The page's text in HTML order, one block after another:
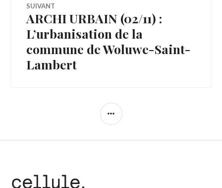
SUIVANT
Article
Suivant:
ARCHI URBAIN (02/11) :
L’urbanisation de la
commune de Woluwe-Saint-
Lambert
COLONNE